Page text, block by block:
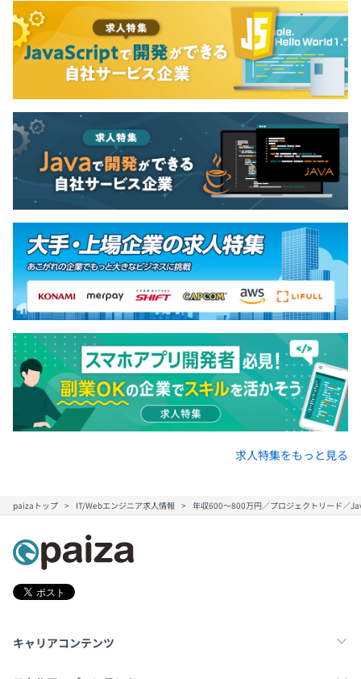
求人特集をもっと見る
paizaトップ IT/Webエンジニア求人情報 年収600～800万円／プロジェクトリード／
キャリアコンテンツ